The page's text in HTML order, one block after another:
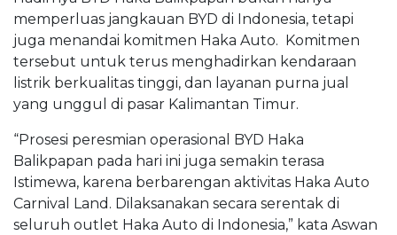
memperluas jangkauan BYD di Indonesia, tetapi
juga menandai komitmen Haka Auto. Komitmen
tersebut untuk terus menghadirkan kendaraan
listrik berkualitas tinggi, dan layanan purna jual
yang unggul di pasar Kalimantan Timur.
“Prosesi peresmian operasional BYD Haka
Balikpapan pada hari ini juga semakin terasa
Istimewa, karena berbarengan aktivitas Haka Auto
Carnival Land. Dilaksanakan secara serentak di
seluruh outlet Haka Auto di Indonesia,” kata Aswan